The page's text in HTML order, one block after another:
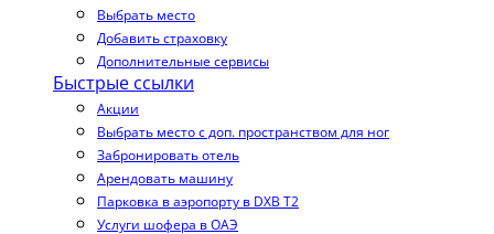
Выбрать место
Добавить страховку
Дополнительные сервисы
Быстрые ссылки
Акции
Выбрать место с доп. пространством для ног
Забронировать отель
Арендовать машину
Парковка в аэропорту в DXB T2
Услуги шофера в ОАЭ